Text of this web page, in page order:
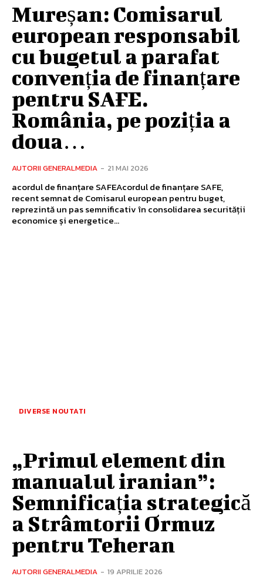
Mureșan: Comisarul
european responsabil
cu bugetul a parafat
convenția de finanțare
pentru SAFE.
România, pe poziția a
doua…
AUTORII GENERALMEDIA - 21 MAI 2026
acordul de finanțare SAFEAcordul de finanțare SAFE,
recent semnat de Comisarul european pentru buget,
reprezintă un pas semnificativ în consolidarea securității
economice și energetice...
DIVERSE NOUTATI
„Primul element din
manualul iranian”:
Semnificația strategică
a Strâmtorii Ormuz
pentru Teheran
AUTORII GENERALMEDIA - 19 APRILIE 2026